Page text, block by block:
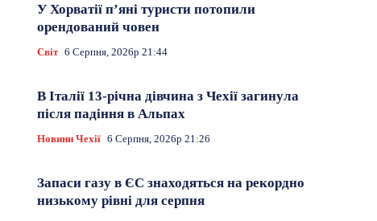
У Хорватії пʼяні туристи потопили
орендований човен
Світ 6 Серпня, 2026р 21:44
В Італії 13-річна дівчина з Чехії загинула
після падіння в Альпах
Новини Чехії 6 Серпня, 2026р 21:26
Запаси газу в ЄС знаходяться на рекордно
низькому рівні для серпня